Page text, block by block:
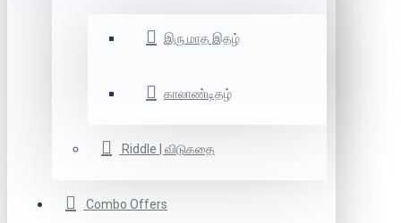
இரு மாத இதழ்
காலாண்டிதழ்
Riddle | விடுகதை
Combo Offers